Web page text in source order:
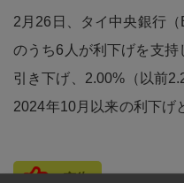
2月26日、タイ中央銀行
のうち6人が利下げを支持
引き下げ、2.00%（以前
2024年10月以来の利下げ